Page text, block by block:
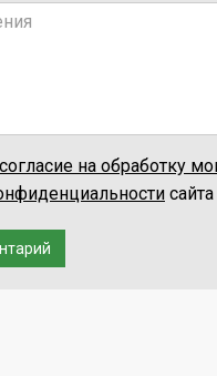
согласие на обработку
сайта